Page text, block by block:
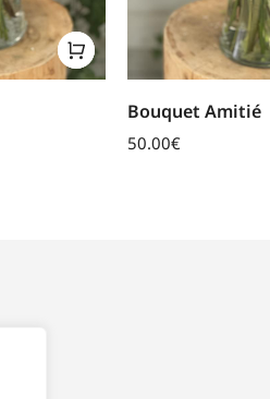
Bouquet Amitié
50.00€